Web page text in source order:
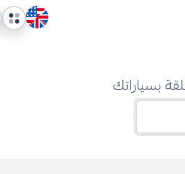
بسياراتك